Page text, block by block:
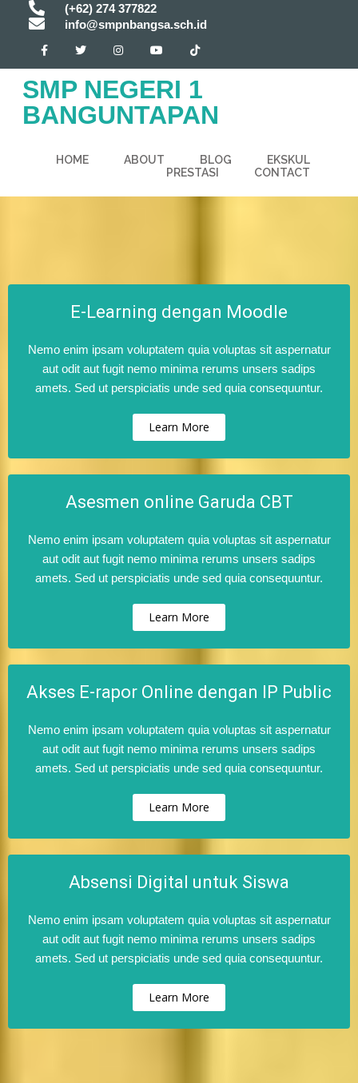
(+62) 274 377822
info@smpnbangsa.sch.id
SMP NEGERI 1
BANGUNTAPAN
HOME ABOUT BLOG
EKSKUL
PRESTASI
CONTACT
E-Learning dengan Moodle
Nemo enim ipsam voluptatem quia voluptas sit aspernatur
aut odit aut fugit nemo minima rerums unsers sadips
amets. Sed ut perspiciatis unde sed quia consequuntur.
Learn More
Asesmen online Garuda CBT
Nemo enim ipsam voluptatem quia voluptas sit aspernatur
aut odit aut fugit nemo minima rerums unsers sadips
amets. Sed ut perspiciatis unde sed quia consequuntur.
Learn More
Akses E-rapor Online dengan IP Public
Nemo enim ipsam voluptatem quia voluptas sit aspernatur
aut odit aut fugit nemo minima rerums unsers sadips
amets. Sed ut perspiciatis unde sed quia consequuntur.
Learn More
Absensi Digital untuk Siswa
Nemo enim ipsam voluptatem quia voluptas sit aspernatur
aut odit aut fugit nemo minima rerums unsers sadips
amets. Sed ut perspiciatis unde sed quia consequuntur.
Learn More